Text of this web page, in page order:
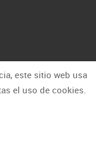
este sitio web usa
el uso de cookies.